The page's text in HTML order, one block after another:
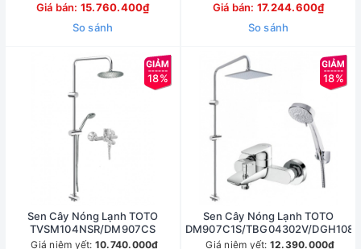
Giá bán: 15.760.400₫
So sánh
Giá bán: 17.244.600₫
So sánh
18%
Sen Cây Nóng Lạnh TOTO
TVSM104NSR/DM907CS
Giá niêm yết: 10.740.000₫
18%
Sen Cây Nóng Lạnh TOTO
DM907C1S/TBG04302V/
Giá niêm yết: 12.390.000₫